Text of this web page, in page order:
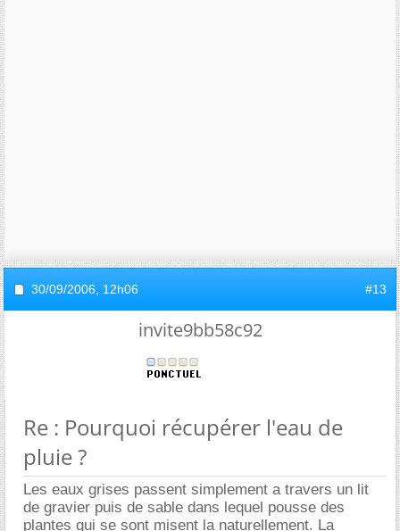
30/09/2006, 12h06 #13
invite9bb58c92
Re : Pourquoi récupérer l'eau de
pluie ?
Les eaux grises passent simplement a travers un lit
de gravier puis de sable dans lequel pousse des
plantes qui se sont misent la naturellement. La